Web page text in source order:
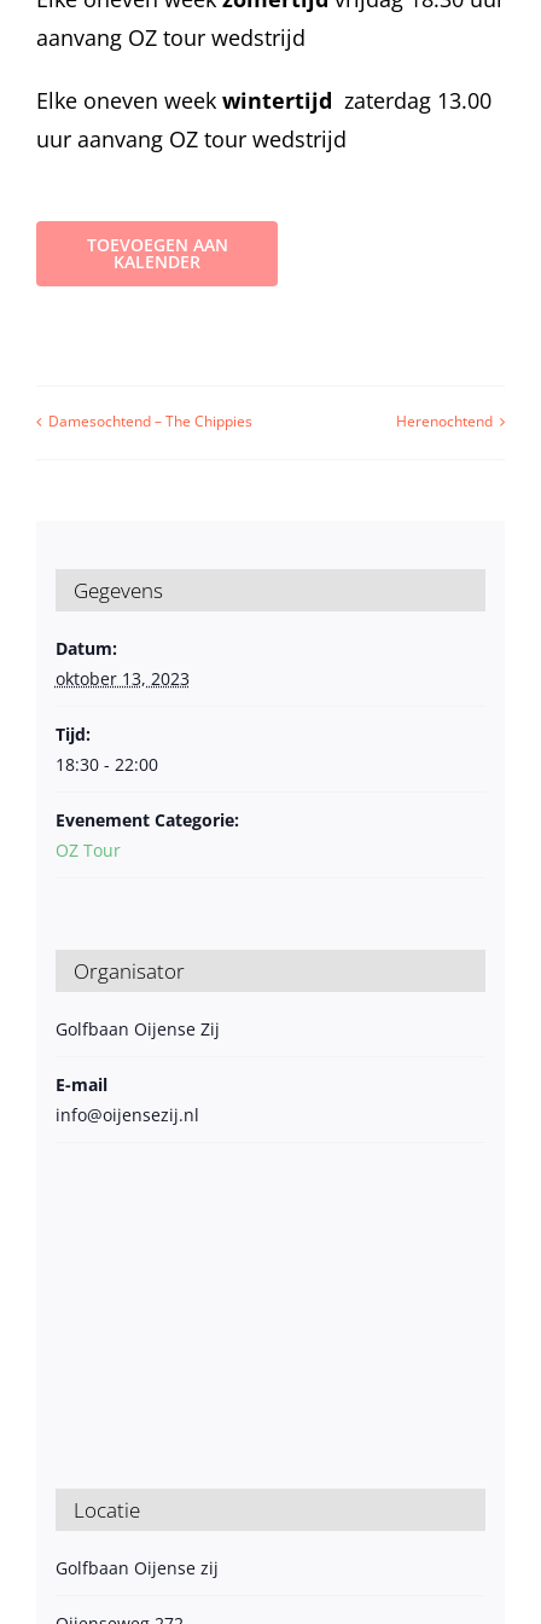
aanvang OZ tour wedstrijd
Elke oneven week wintertijd zaterdag 13.00
uur aanvang OZ tour wedstrijd
TOEVOEGEN AAN
KALENDER
Damesochtend – The Chippies Herenochtend
Gegevens
Datum:
oktober 13, 2023
Tijd:
18:30 - 22:00
Evenement Categorie:
OZ Tour
Organisator
Golfbaan Oijense Zij
E-mail
info@oijensezij.nl
Locatie
Golfbaan Oijense zij